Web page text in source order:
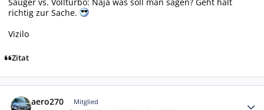
richtig zur Sache.
Vizilo
Zitat
aero270 Mitglied